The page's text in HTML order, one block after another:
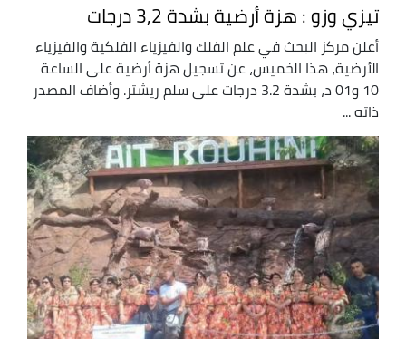
تيزي وزو : هزة أرضية بشدة 3,2 درجات
أعلن مركز البحث في علم الفلك والفيزياء الفلكية والفيزياء
الأرضية، هذا الخميس، عن تسجيل هزة أرضية على الساعة
10 و01 د، بشدة 3.2 درجات على سلم ريشتر. وأضاف المصدر
ذاته ...